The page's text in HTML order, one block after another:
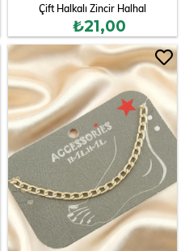
Çift Halkalı Zincir Halhal
₺21,00